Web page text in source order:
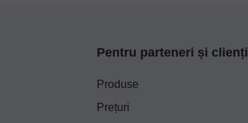
Pentru parteneri și clienți
Produse
Prețuri